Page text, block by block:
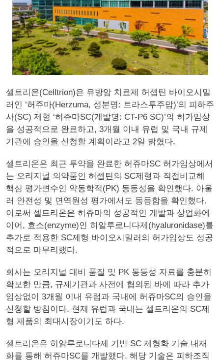
셀트리온(Celltrion)은 유방암 치료제 허셉틴 바이오시밀
러인 ‘허쥬마(Herzuma, 성분명: 트라스투주맙)’의 피하주
사(SC) 제형 ‘허쥬마SC(개발명: CT-P6 SC)’의 허가임상
을 성공적으로 완료하고, 3개월 이내 유럽 및 국내 규제
기관에 승인을 신청할 계획이라고 2일 밝혔다.
셀트리온은 최근 투약을 완료한 허쥬마SC 허가임상에서
는 오리지널 의약품인 허셉틴의 SC제형과 직접비교해
핵심 평가변수인 약동학적(PK) 동등성을 확인했다. 아울
러 안전성 및 면역원성 평가에서도 동등함을 확인했다.
이로써 셀트리온은 허쥬마의 성공적인 개발과 상업화에
이어, 효소(enzyme)인 히알루로니다제(hyaluronidase)를
추가로 적용한 SC제형 바이오시밀러의 허가임상도 성공
적으로 마무리했다.
회사는 오리지널 대비 품질 및 PK 동등성 자료를 충분히
확보한 만큼, 규제기관과 사전에 협의된 바에 따라 추가
임상없이 3개월 이내 유럽과 국내에 허쥬마SC의 승인을
신청할 방침이다. 현재 유럽과 국내는 셀트리온의 SC제
형 제품의 최대시장이기도 하다.
셀트리온은 히알루로니다제 기반 SC 제형화 기술 내재
화를 통해 허쥬마SC를 개발했다. 해당 기술은 피하조직